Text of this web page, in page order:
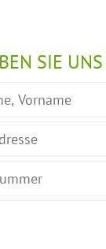
SIE UNS